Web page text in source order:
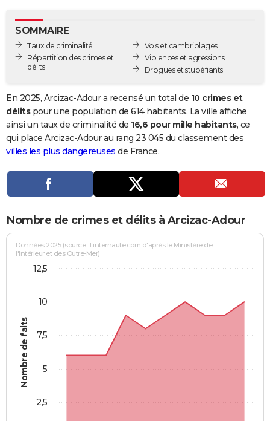
GUIDES D'ACHAT
BONS PLANS
Carte de Noël
Carte Bonne année
Carte Saint-Valentin
Carte Pâques
Carte d'anniversaire
DICTIONNAIRE
Dictionnaire
Biographies
Citations
Expressions
Proverbes
PROGRAMME TV
Se connecter
Entreprises
Service militaire
Avis de recherche
AVIS DE DÉCÈS
Bricolage
Lifestyle
Culture
Sport
Auto
Television
Voyage
Cinema
SOMMAIRE
Taux de criminalité
Répartition des crimes et
délits
Vols et cambriolages
Violences et agressions
Drogues et stupéfiants
En 2025, Arcizac-Adour a recensé un total de 10 crimes et
délitspour une population de 614 habitants. La ville affiche
ainsi un taux de criminalité de 16,6 pour mille habitants, ce
qui place Arcizac-Adour au rang 23 045 du classement des
villes les plus dangereuses de France.
Nombre de crimes et délits à Arcizac-Adour
Nombre de faits
Données 2025 (source : Linternaute.com d'après le Ministère de
l'Intérieur et des Outre-Mer)
2,5
5
7,5
10
12,5